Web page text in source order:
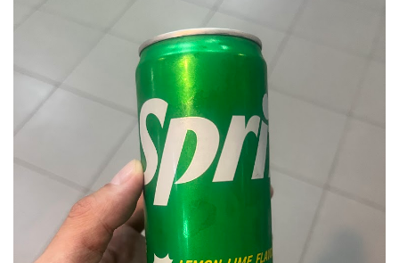
マンダレー空港